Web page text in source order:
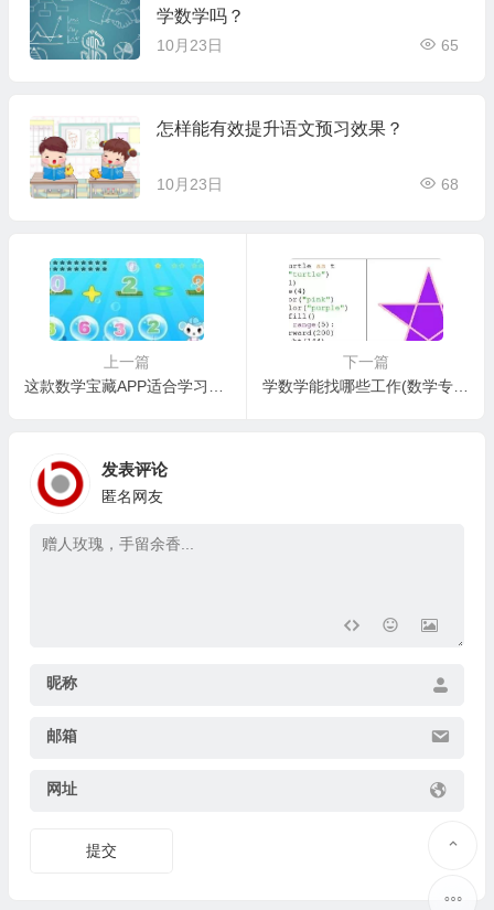
学数学吗？
10月23日 65
怎样能有效提升语文预习效果？
10月23日 68
上一篇
下一篇
学数学能找哪些工作(数学专业的就业前景好吗)
发表评论
匿名网友
昵称
邮箱
网址
提交